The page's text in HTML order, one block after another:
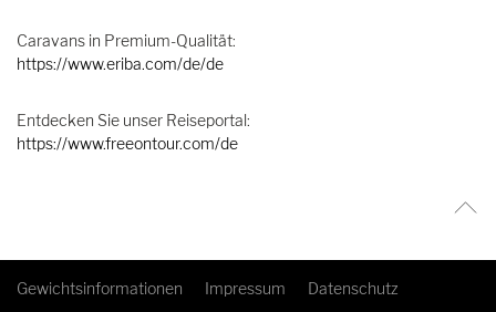
Caravans in Premium-Qualität:
https://www.eriba.com/de/de
Entdecken Sie unser Reiseportal:
https://www.freeontour.com/de
Gewichtsinformationen Impressum Datenschutz